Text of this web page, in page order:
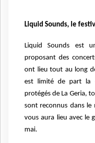
Liquid Sounds, le
Liquid Sounds est
proposant des
ont lieu tout au long
est limité de part la
protégés de La Geria,
sont reconnus dans le
vous aura lieu avec le
mai.